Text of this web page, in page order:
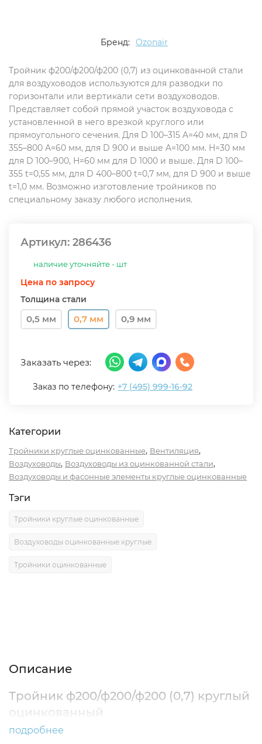
Бренд: Ozonair
Тройник ф200/ф200/ф200 (0,7) из оцинкованной стали
для воздуховодов используются для разводки по
горизонтали или вертикали сети воздуховодов.
Представляет собой прямой участок воздуховода с
установленной в него врезкой круглого или
прямоугольного сечения. Для D 100–315 A=40 мм, для D
355–800 A=60 мм, для D 900 и выше A=100 мм. H=30 мм
для D 100–900, H=60 мм для D 1000 и выше. Для D 100–
355 t=0,55 мм, для D 400–800 t=0,7 мм, для D 900 и выше
t=1,0 мм. Возможно изготовление тройников по
специальному заказу любого исполнения.
Артикул: 286436
наличие уточняйте - шт
Цена по запросу
Толщина стали
0,5 мм 0,7 мм 0,9 мм
Заказать через:
Заказ по телефону: +7 (495) 999-16-92
Категории
Тройники круглые оцинкованные, Вентиляция,
Воздуховоды, Воздуховоды из оцинкованной стали,
Воздуховоды и фасонные элементы круглые оцинкованные
Тэги
Тройники круглые оцинкованные
Воздуховоды оцинкованные круглые
Тройники оцинкованные
Описание
Тройник ф200/ф200/ф200 (0,7) круглый
оцинкованный
подробнее